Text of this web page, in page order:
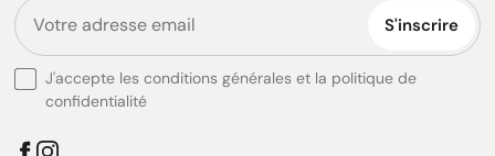
S'inscrire
J'accepte les conditions générales et la politique de
confidentialité